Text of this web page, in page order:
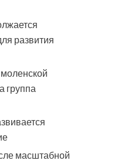
развития
группа
масштабной